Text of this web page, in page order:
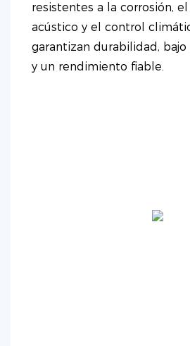
resistentes a la corrosión,
acústico y el control
garantizan durabilidad,
y un rendimiento fiable.